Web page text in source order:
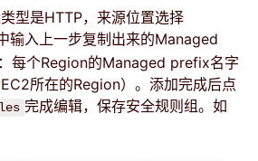
型是HTTP，来源位置选择
输入上一步复制出来的Managed
每个Region的Managed prefix名字
所在的Region）。添加完成后点
完成编辑，保存安全规则组。如